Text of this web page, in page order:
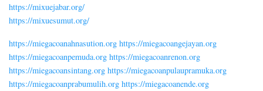
https://mixuejabar.org/
https://mixuesumut.org/
https://miegacoanahnasution.org https://miegacoangejayan.org
https://miegacoanpemuda.org https://miegacoanrenon.org
https://miegacoansintang.org https://miegacoanpulaupramuka.org
https://miegacoanprabumulih.org https://miegacoanende.org